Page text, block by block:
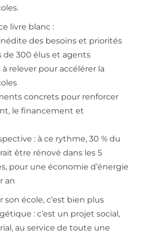
livre blanc :
des besoins et priorités
de 300 élus et agents
à relever pour accélérer la
concrets pour renforcer
le financement et
: à ce rythme, 30 % du
être rénové dans les 5
pour une économie d’énergie
an
son école, c’est bien plus
: c’est un projet social,
au service de toute une